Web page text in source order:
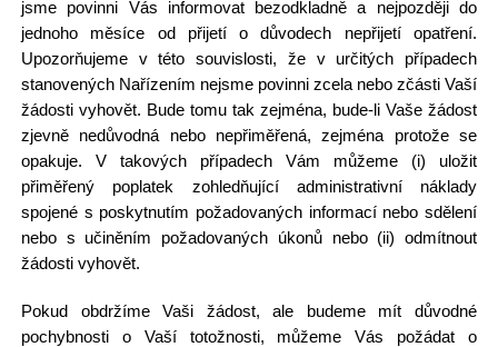
jsme povinni Vás informovat bezodkladně a nejpozději do
jednoho měsíce od přijetí o důvodech nepřijetí opatření.
Upozorňujeme v této souvislosti, že v určitých případech
stanovených Nařízením nejsme povinni zcela nebo zčásti Vaší
žádosti vyhovět. Bude tomu tak zejména, bude-li Vaše žádost
zjevně nedůvodná nebo nepřiměřená, zejména protože se
opakuje. V takových případech Vám můžeme (i) uložit
přiměřený poplatek zohledňující administrativní náklady
spojené s poskytnutím požadovaných informací nebo sdělení
nebo s učiněním požadovaných úkonů nebo (ii) odmítnout
žádosti vyhovět.
Pokud obdržíme Vaši žádost, ale budeme mít důvodné
pochybnosti o Vaší totožnosti, můžeme Vás požádat o